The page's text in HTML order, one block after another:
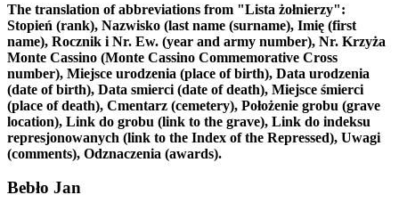
The translation of abbreviations from "Lista żołnierzy":
Stopień (rank), Nazwisko (last name (surname), Imię (first
name), Rocznik i Nr. Ew. (year and army number), Nr. Krzyża
Monte Cassino (Monte Cassino Commemorative Cross
number), Miejsce urodzenia (place of birth), Data urodzenia
(date of birth), Data smierci (date of death), Miejsce śmierci
(place of death), Cmentarz (cemetery), Położenie grobu (grave
location), Link do grobu (link to the grave), Link do indeksu
represjonowanych (link to the Index of the Repressed), Uwagi
(comments), Odznaczenia (awards).
Bebło Jan